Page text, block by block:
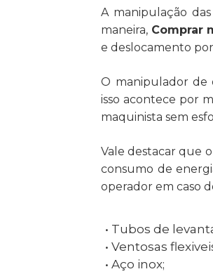
A manipulação
maneira, Comprar
e deslocamento
O manipulador de
isso acontece por
maquinista sem
Vale destacar que
consumo de
operador em caso
• Tubos de
• Ventosas
• Aço inox;